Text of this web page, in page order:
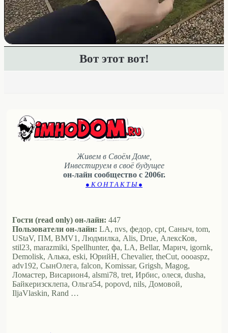
Вот этот вот!
Живем в Своём Доме,
Инвестируем в своё будущее
он-лайн сообщество с 2006г.
● К О Н Т А К Т Ы ●
Гости (read only) он-лайн: 447
Пользователи он-лайн: LA, nvs, федор, cpt, Саныч, tom,
UStaV, ПМ, BMV1, Людмилка, Alis, Drue, АлексКов,
stil23, marazmiki, Spellhunter, фа, LA, Bellar, Марич, igornk,
Demolisk, Алька, eski, ЮрийН, Chevalier, theCut, oooaspz,
adv192, СынОлега, falcon, Komissar, Grigsh, Magog,
Ломастер, Висариoн4, alsmi78, tret, Ирбис, олеся, dusha,
Байкеризсклепа, Ольга54, popovd, nils, Домовой,
IljaVlaskin, Rand …